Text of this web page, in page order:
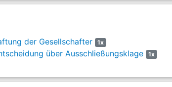
der Gesellschafter 1x
über Ausschließungsklage 1x